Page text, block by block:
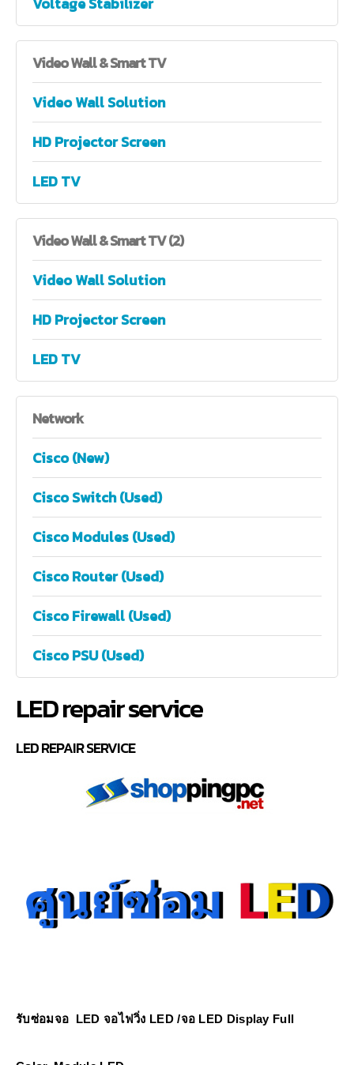
VideoWall & Smart TV
Video Wall Solution
HD Projector Screen
LED TV
VideoWall & Smart TV (2)
Video Wall Solution
HD Projector Screen
LED TV
Network
Cisco (New)
Cisco Switch (Used)
Cisco Modules (Used)
Cisco Router (Used)
Cisco Firewall (Used)
Cisco PSU (Used)
LED repair service
LED REPAIR SERVICE
รับซ่อมจอ LED จอไฟวิ่ง LED /จอ LED Display Full